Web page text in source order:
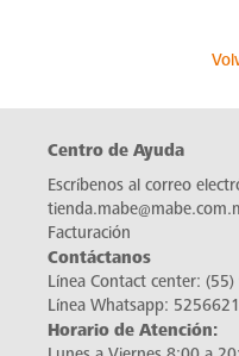
Centro de Ayuda
Escríbenos al correo
Facturación
Contáctanos
Línea Contact center: (55)
Línea Whatsapp:
Horario de Atención: